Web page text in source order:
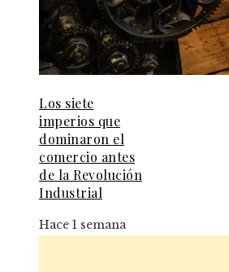
Los siete
imperios que
dominaron el
comercio antes
de la Revolución
Industrial
Hace 1 semana